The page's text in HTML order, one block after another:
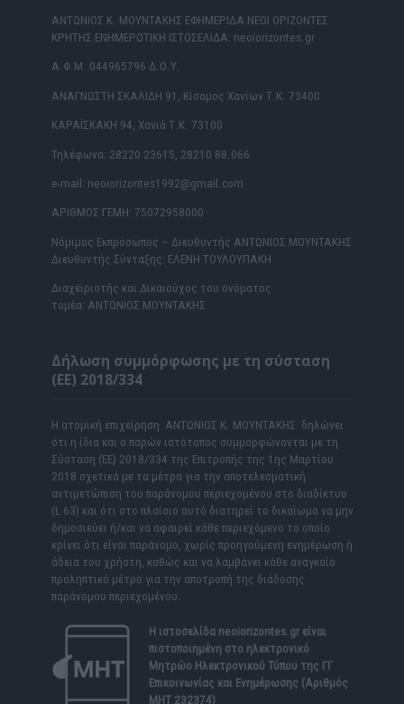
ΑΝΤΩΝΙΟΣ Κ. ΜΟΥΝΤΑΚΗΣ ΕΦΗΜΕΡΙΔΑ ΝΕΟΙ ΟΡΙΖΟΝΤΕΣ
ΚΡΗΤΗΣ ΕΝΗΜΕΡΩΤΙΚΗ ΙΣΤΟΣΕΛΙΔΑ: neoiorizontes.gr
Α.Φ.Μ. 044965796 Δ.Ο.Υ.
ΑΝΑΓΝΩΣΤΗ ΣΚΑΛΙΔΗ 91, Κίσαμος Χανίων Τ.Κ. 73400
ΚΑΡΑΪΣΚΑΚΗ 94, Χανιά Τ.Κ. 73100
Τηλέφωνα: 28220 23615, 28210 88.066
e-mail: neoiorizontes1992@gmail.com
ΑΡΙΘΜΟΣ ΓΕΜΗ: 75072958000
Νόμιμος Εκπρόσωπος – Διευθυντής ΑΝΤΩΝΙΟΣ ΜΟΥΝΤΑΚΗΣ
Διευθυντής Σύνταξης: ΕΛΕΝΗ ΤΟΥΛΟΥΠΑΚΗ
Διαχειριστής και Δικαιούχος του ονόματος
τομέα: ΑΝΤΩΝΙΟΣ ΜΟΥΝΤΑΚΗΣ
Δήλωση συμμόρφωσης με τη σύσταση
(ΕΕ) 2018/334
Η ατομική επιχείρηση ΑΝΤΩΝΙΟΣ Κ. ΜΟΥΝΤΑΚΗΣ δηλώνει
ότι η ίδια και ο παρών ιστότοπος συμμορφώνονται με τη
Σύσταση (ΕΕ) 2018/334 της Επιτροπής της 1ης Μαρτίου
2018 σχετικά με τα μέτρα για την αποτελεσματική
αντιμετώπιση του παράνομου περιεχομένου στο διαδίκτυο
(L 63) και ότι στο πλαίσιο αυτό διατηρεί το δικαίωμα να μην
δημοσιεύει ή/και να αφαιρεί κάθε περιεχόμενο το οποίο
κρίνει ότι είναι παράνομο, χωρίς προηγούμενη ενημέρωση ή
άδεια του χρήστη, καθώς και να λαμβάνει κάθε αναγκαίο
προληπτικό μέτρο για την αποτροπή της διάδοσης
παράνομου περιεχομένου.
Η ιστοσελίδα neoiorizontes.grείναι
πιστοποιημένη στο ηλεκτρονικό
Μητρώο Ηλεκτρονικού Τύπου της ΓΓ
Επικοινωνίας και Ενημέρωσης (Αριθμός
ΜΗΤ 232374)